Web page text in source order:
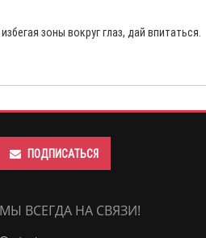
зоны вокруг глаз, дай впитаться.
ПОДПИСАТЬСЯ
МЫ ВСЕГДА НА СВЯЗИ!